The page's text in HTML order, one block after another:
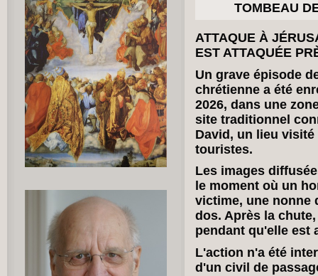
TOMBEAU
ATTAQUE À
EST ATTAQUÉE
Un grave épisode
chrétienne a été
2026, dans une
site traditionnel
David, un lieu
touristes.
Les images
le moment où un
victime, une nonne
dos. Après la
pendant qu'elle est
L'action n'a été
d'un civil de